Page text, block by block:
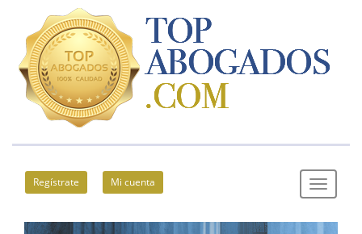
Regístrate Mi cuenta